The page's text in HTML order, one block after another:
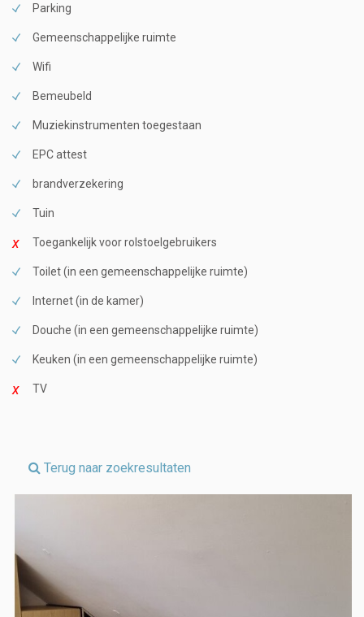
Parking
Gemeenschappelijke ruimte
Wifi
Bemeubeld
Muziekinstrumenten toegestaan
EPC attest
brandverzekering
Tuin
Toegankelijk voor rolstoelgebruikers
Toilet (in een gemeenschappelijke ruimte)
Internet (in de kamer)
Douche (in een gemeenschappelijke ruimte)
Keuken (in een gemeenschappelijke ruimte)
TV
Terug naar zoekresultaten